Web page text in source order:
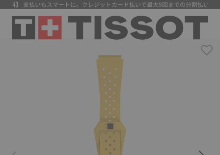
料】 支払いもスマートに。クレジットカード払いで最大9回までの分割払いが可